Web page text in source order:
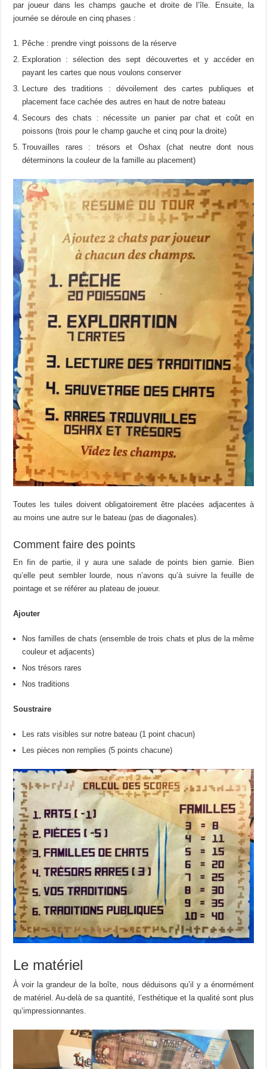
par joueur dans les champs gauche et droite de l’île. Ensuite, la
journée se déroule en cinq phases :
Pêche : prendre vingt poissons de la réserve
Exploration : sélection des sept découvertes et y accéder en
payant les cartes que nous voulons conserver
Lecture des traditions : dévoilement des cartes publiques et
placement face cachée des autres en haut de notre bateau
Secours des chats : nécessite un panier par chat et coût en
poissons (trois pour le champ gauche et cinq pour la droite)
Trouvailles rares : trésors et Oshax (chat neutre dont nous
déterminons la couleur de la famille au placement)
Toutes les tuiles doivent obligatoirement être placées adjacentes à
au moins une autre sur le bateau (pas de diagonales).
Comment faire des points
En fin de partie, il y aura une salade de points bien garnie. Bien
qu’elle peut sembler lourde, nous n’avons qu’à suivre la feuille de
pointage et se référer au plateau de joueur.
Ajouter
Nos familles de chats (ensemble de trois chats et plus de la même
couleur et adjacents)
Nos trésors rares
Nos traditions
Soustraire
Les rats visibles sur notre bateau (1 point chacun)
Les pièces non remplies (5 points chacune)
Le matériel
À voir la grandeur de la boîte, nous déduisons qu’il y a énormément
de matériel. Au-delà de sa quantité, l’esthétique et la qualité sont plus
qu’impressionnantes.